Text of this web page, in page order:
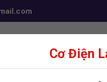
Điện lạnh dân
Cơ Điện